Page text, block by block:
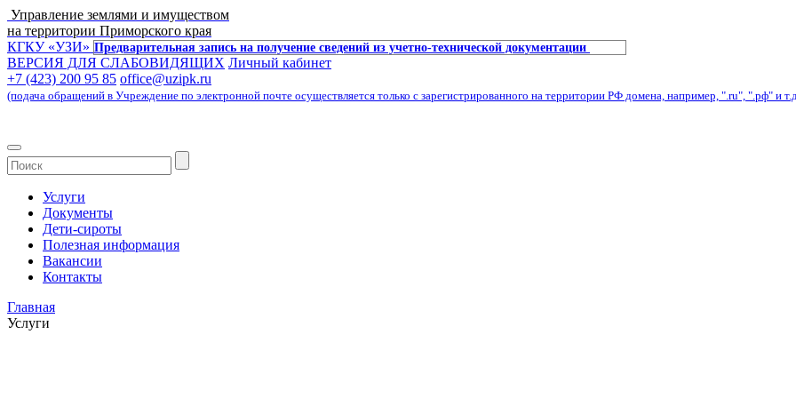
Управление землями и имуществом
на территории Приморского края
КГКУ «УЗИ» Предварительная запись на получение сведений из учетно-технической документации
ВЕРСИЯ ДЛЯ СЛАБОВИДЯЩИХ Личный кабинет
+7 (423) 200 95 85 office@uzipk.ru
(подача обращений в Учреждение по электронной почте осуществляется только с зарегистрированного на территории РФ домена, например, ".ru", ".рф" и
Услуги
Документы
Дети-сироты
Полезная информация
Вакансии
Контакты
Главная
Услуги